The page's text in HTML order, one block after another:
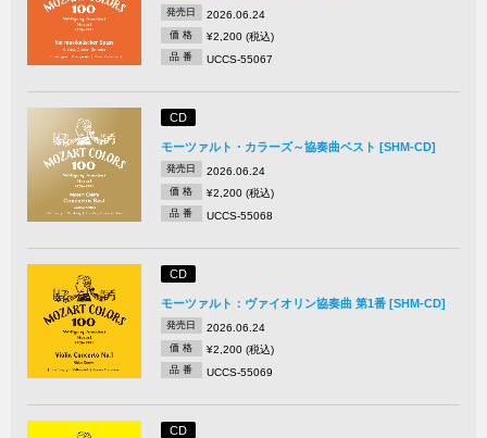
発売日 2026.06.24
価 格 ¥2,200 (税込)
品 番 UCCS-55067
CD
モーツァルト・カラーズ～協奏曲ベスト [SHM-CD]
発売日 2026.06.24
価 格 ¥2,200 (税込)
品 番 UCCS-55068
CD
モーツァルト：ヴァイオリン協奏曲 第1番 [SHM-CD]
発売日 2026.06.24
価 格 ¥2,200 (税込)
品 番 UCCS-55069
CD